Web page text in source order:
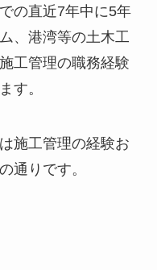
の直近7年中に5年
、港湾等の土木工
工管理の職務経験
す。
施工管理の経験お
通りです。